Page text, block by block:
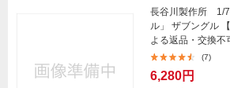
長谷川製作所 1/
ル」 ザブングル
よる返品・交換不
(7)
6,280円